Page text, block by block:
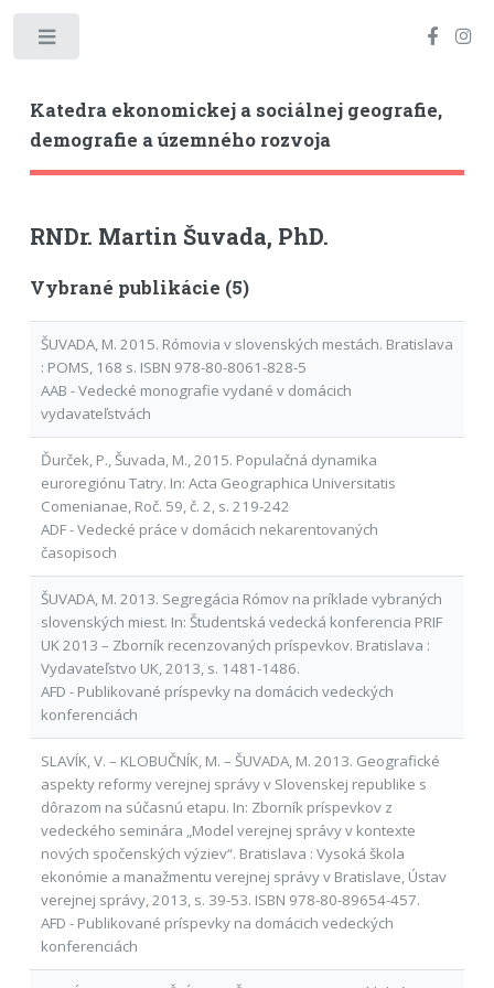
Katedra ekonomickej a sociálnej geografie,
demografie a územného rozvoja
RNDr. Martin Šuvada, PhD.
Vybrané publikácie (5)
ŠUVADA, M. 2015. Rómovia v slovenských mestách. Bratislava
: POMS, 168 s. ISBN 978-80-8061-828-5
AAB - Vedecké monografie vydané v domácich
vydavateľstvách
Ďurček, P., Šuvada, M., 2015. Populačná dynamika
euroregiónu Tatry. In: Acta Geographica Universitatis
Comenianae, Roč. 59, č. 2, s. 219-242
ADF - Vedecké práce v domácich nekarentovaných
časopisoch
ŠUVADA, M. 2013. Segregácia Rómov na príklade vybraných
slovenských miest. In: Študentská vedecká konferencia PRIF
UK 2013 – Zborník recenzovaných príspevkov. Bratislava :
Vydavateľstvo UK, 2013, s. 1481-1486.
AFD - Publikované príspevky na domácich vedeckých
konferenciách
SLAVÍK, V. – KLOBUČNÍK, M. – ŠUVADA, M. 2013. Geografické
aspekty reformy verejnej správy v Slovenskej republike s
dôrazom na súčasnú etapu. In: Zborník príspevkov z
vedeckého seminára „Model verejnej správy v kontexte
nových spočenských výziev“. Bratislava : Vysoká škola
ekonómie a manažmentu verejnej správy v Bratislave, Ústav
verejnej správy, 2013, s. 39-53. ISBN 978-80-89654-457.
AFD - Publikované príspevky na domácich vedeckých
konferenciách